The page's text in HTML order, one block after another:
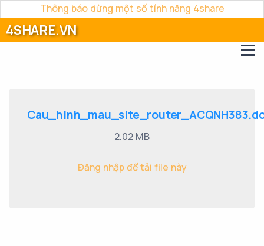
Thông báo dừng một số tính năng 4share
4SHARE.VN
2.02 MB
Đăng nhập để tải file này